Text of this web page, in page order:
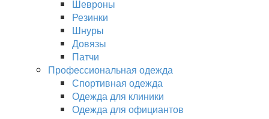
Шевроны
Резинки
Шнуры
Довязы
Патчи
Профессиональная одежда
Спортивная одежда
Одежда для клиники
Одежда для официантов